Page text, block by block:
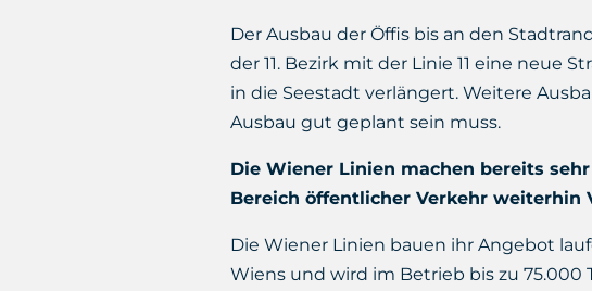
Der Ausbau der Öffis bis an den
der 11. Bezirk mit der Linie 11 eine neue
in die Seestadt verlängert. Weitere
Ausbau gut geplant sein muss.
Die Wiener Linien machen bereits
Bereich öffentlicher Verkehr weiterhin
Die Wiener Linien bauen ihr Angebot
Wiens und wird im Betrieb bis zu